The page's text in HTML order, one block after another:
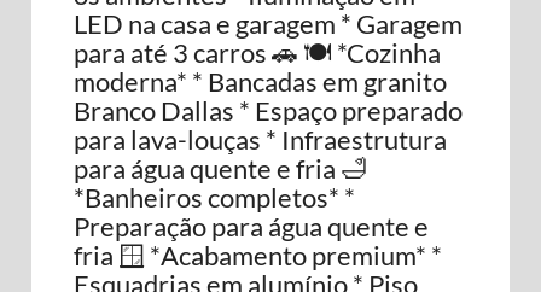
LED na casa e garagem * Garagem
para até 3 carros 🚗 🍽️ *Cozinha
moderna* * Bancadas em granito
Branco Dallas * Espaço preparado
para lava-louças * Infraestrutura
para água quente e fria 🛁
*Banheiros completos* *
Preparação para água quente e
fria 🪟 *Acabamento premium* *
Esquadrias em alumínio * Piso